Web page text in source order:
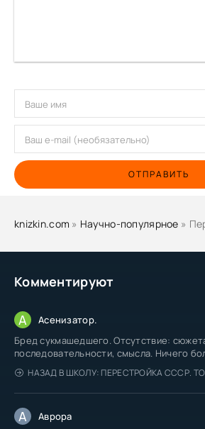
Комментируют
А Асенизатор.
Бред сукмашедшего. Отсутствие:
последовательности, смысла. Ничего
НАЗАД В ШКОЛУ: ПЕРЕСТРОЙКА СССР. ТОМ
А Аврора
ОТПРАВИТЬ
knizkin.com » Научно-популярное » Первый